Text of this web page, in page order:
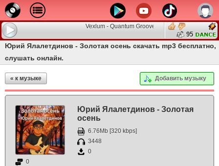
Vexlum - Quantum Groove 002
95
Юрий Ялалетдинов - Золотая осень скачать mp3 бесплатно,
слушать онлайн.
« к музыке Добавить музыку
Юрий Ялалетдинов - Золотая
осень
6.76Mb [320 kbps]
3448
0
0